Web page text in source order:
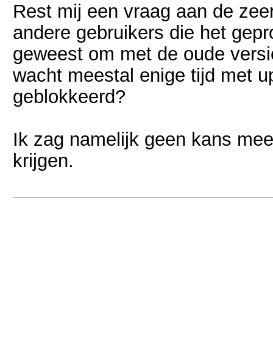
Rest mij een vraag aan de
andere gebruikers die het
geweest om met de oude
wacht meestal enige tijd met
geblokkeerd?
Ik zag namelijk geen kans
krijgen.